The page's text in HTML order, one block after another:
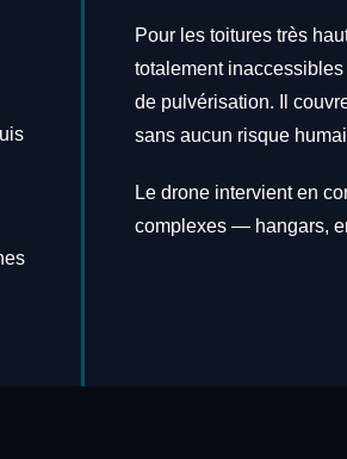
Pour les toitures très
totalement
de pulvérisation. Il
sans aucun risque
Le drone intervient en
complexes — hangars,